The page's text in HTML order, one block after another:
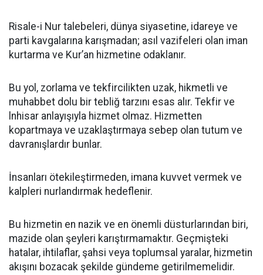
Risale-i Nur talebeleri, dünya siyasetine, idareye ve
parti kavgalarına karışmadan; asıl vazifeleri olan iman
kurtarma ve Kur’an hizmetine odaklanır.
Bu yol, zorlama ve tekfircilikten uzak, hikmetli ve
muhabbet dolu bir tebliğ tarzını esas alır. Tekfir ve
lnhisar anlayışıyla hizmet olmaz. Hizmetten
kopartmaya ve uzaklaştırmaya sebep olan tutum ve
davranışlardır bunlar.
İnsanları ötekileştirmeden, imana kuvvet vermek ve
kalpleri nurlandırmak hedeflenir.
Bu hizmetin en nazik ve en önemli düsturlarından biri,
mazide olan şeyleri karıştırmamaktır. Geçmişteki
hatalar, ihtilaflar, şahsi veya toplumsal yaralar, hizmetin
akışını bozacak şekilde gündeme getirilmemelidir.